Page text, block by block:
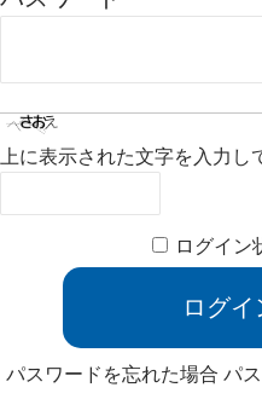
上に表示された文字を入力し
ログイン
パスワードを忘れた場合パ